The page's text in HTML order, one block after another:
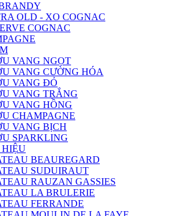
OLD - XO COGNAC
COGNAC
VANG NGỌT
VANG CƯỜNG HÓA
VANG ĐỎ
VANG TRẮNG
VANG HỒNG
CHAMPAGNE
VANG BỊCH
SPARKLING
HIỆU
BEAUREGARD
SUDUIRAUT
RAUZAN GASSIES
LA BRULERIE
FERRANDE